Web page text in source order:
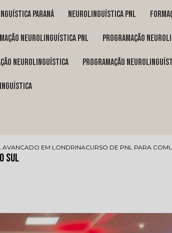
Paraná neurolinguística pnl
neurolinguística pnl programação
neurolinguística programação
AVANCADO EM LONDRINACURSO DE PNL PARA
Sul